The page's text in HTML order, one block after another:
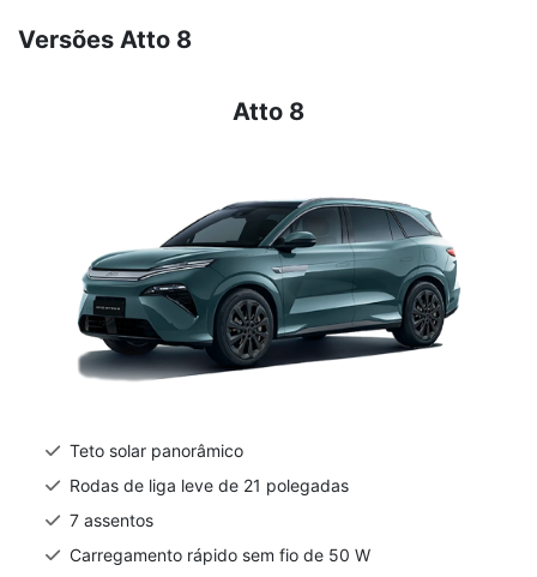
Versões Atto 8
Atto 8
Teto solar panorâmico
Rodas de liga leve de 21 polegadas
7 assentos
Carregamento rápido sem fio de 50 W